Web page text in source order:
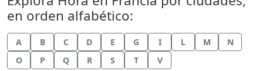
en orden alfabético:
A B C D E G I L M
N
O
P Q R S T V